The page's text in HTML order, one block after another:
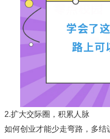
2.扩大交际圈，积累人脉
如何创业才能少走弯路，多结